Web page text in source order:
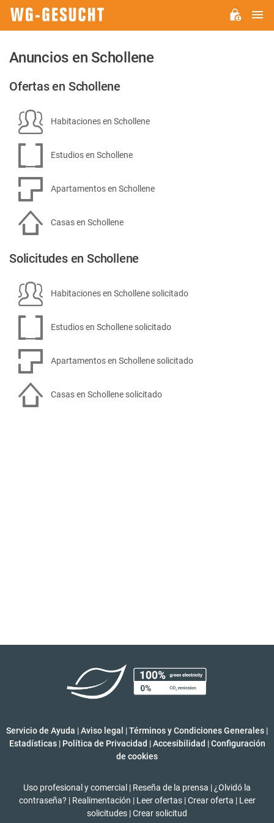
Anuncios en Schollene
Ofertas en Schollene
Habitaciones en Schollene
Estudios en Schollene
Apartamentos en Schollene
Casas en Schollene
Solicitudes en Schollene
Habitaciones en Schollene solicitado
Estudios en Schollene solicitado
Apartamentos en Schollene solicitado
Casas en Schollene solicitado
Servicio de Ayuda |Aviso legal |Términos y Condiciones Generales |
Estadísticas | Política de Privacidad | Accesibilidad | Configuración
de cookies
Uso profesional y comercial | Reseña de la prensa | ¿Olvidó la
contraseña? | Realimentación | Leer ofertas | Crear oferta | Leer
solicitudes |Crear solicitud